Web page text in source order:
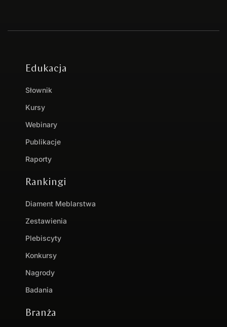
Edukacja
Słownik
Kursy
Webinary
Publikacje
Raporty
Rankingi
Diament Meblarstwa
Zestawienia
Plebiscyty
Konkursy
Nagrody
Badania
Branża